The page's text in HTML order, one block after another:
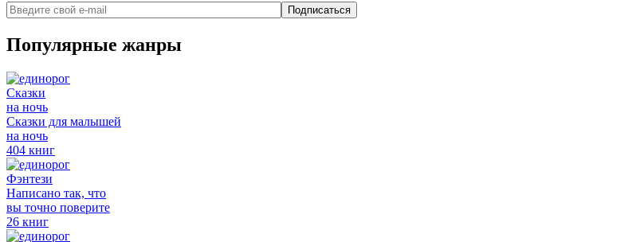
Подписаться
Популярные жанры
Сказки
на ночь
Сказки для малышей
на ночь
404 книг
Фэнтези
Написано так, что
вы точно поверите
26 книг